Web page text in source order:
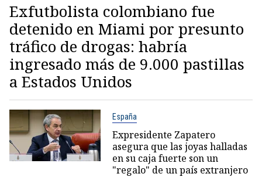
Exfutbolista colombiano fue
detenido en Miami por presunto
tráfico de drogas: habría
ingresado más de 9.000 pastillas
a Estados Unidos
España
Expresidente Zapatero
asegura que las joyas halladas
en su caja fuerte son un
"regalo" de un país extranjero